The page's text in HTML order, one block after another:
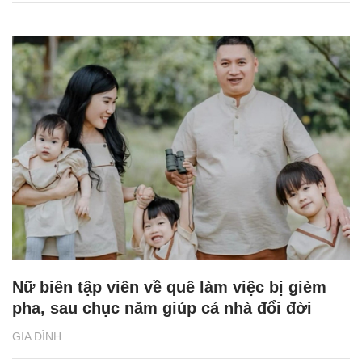
GIA ĐÌNH
Nữ biên tập viên về quê làm việc bị gièm
pha, sau chục năm giúp cả nhà đổi đời